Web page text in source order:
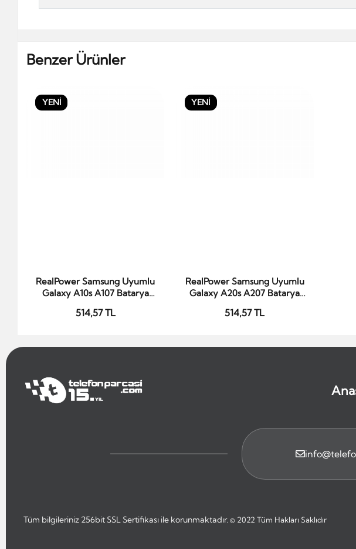
Benzer Ürünler
YENİ
Sepete Ekle
RealPower Samsung Uyumlu
Galaxy A10s A107 Batarya
Ömürlü Pil
514,57 TL
YENİ
Sepete Ekle
RealPower Samsung Uyumlu
Galaxy A20s A207 Batarya
Ömürlü Pil
514,57 TL
Tüm bilgileriniz 256bit SSL Sertifikası ile korunmaktadır.© 2022 Tüm Hakları Saklıdır